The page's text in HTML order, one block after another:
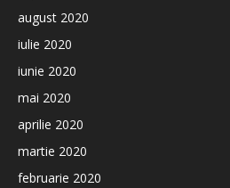
august 2020
iulie 2020
iunie 2020
mai 2020
aprilie 2020
martie 2020
februarie 2020